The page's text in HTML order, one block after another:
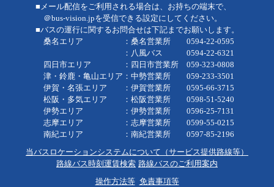
■メール配信をご利用される場合は、お持ちの端末で、
＠bus-vision.jpを受信できる設定にしてください。
■バスの運行に関するお問合せは下記までお願いします。
桑名エリア ：桑名営業所 0594-22-0595
：八風バス 0594-22-6321
四日市エリア ：四日市営業所 059-323-0808
津・鈴鹿・亀山エリア：中勢営業所 059-233-3501
伊賀・名張エリア ：伊賀営業所 0595-66-3715
松阪・多気エリア ：松阪営業所 0598-51-5240
伊勢エリア ：伊勢営業所 0596-25-7131
志摩エリア ：志摩営業所 0599-55-0215
南紀エリア ：南紀営業所 0597-85-2196
当バスロケーションシステムについて（サービス提供路線等）
路線バス時刻運賃検索 路線バスのご利用案内
操作方法等 免責事項等